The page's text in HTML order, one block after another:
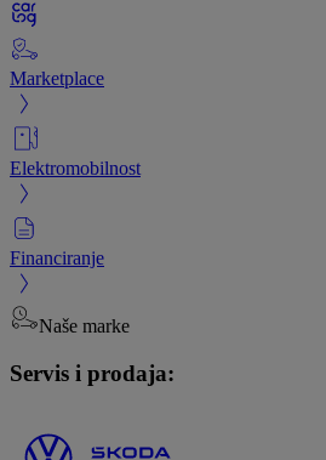
Marketplace
Elektromobilnost
Financiranje
Naše marke
Servis i prodaja: